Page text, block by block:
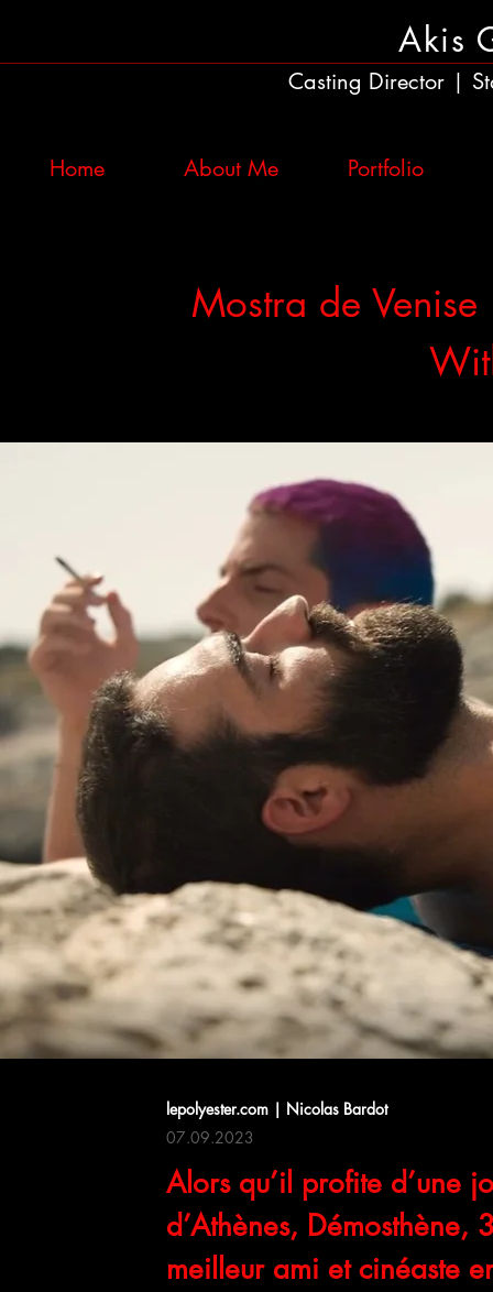
Akis
Casting Director |
Home About Me Portfolio
Mostra de
lepolyester.com | Nicolas Bardot
07.09.2023
Alors qu’il profite d’une
d’Athènes, Démosthène,
meilleur ami et cinéaste